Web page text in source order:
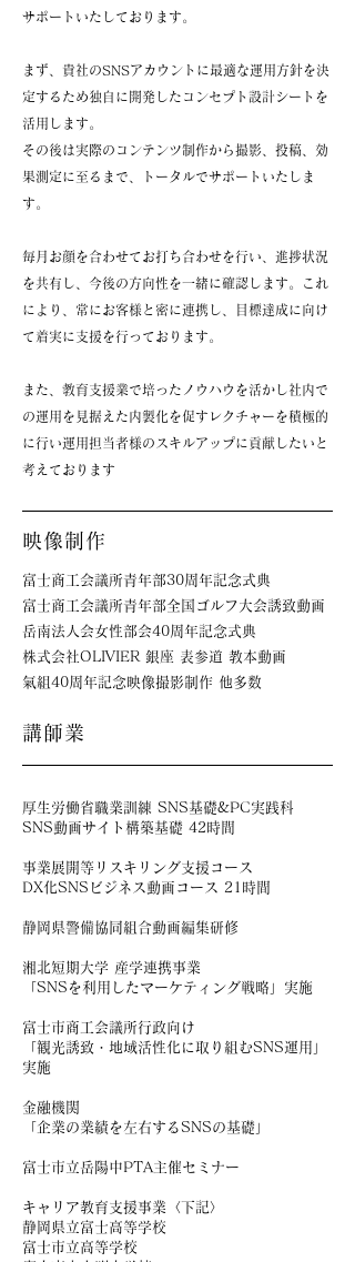
サポートいたしております。
まず、貴社のSNSアカウントに最適な運用方針を決
定するため独自に開発したコンセプト設計シートを
活用します。
その後は実際のコンテンツ制作から撮影、投稿、 効
果測定に至るまで、トータルでサポートいたしま
す。
毎月お顔を合わせてお打ち合わせを行い、進捗状況
を共有し、今後の方向性を一緒に確認します。
これ
により、常にお客様と密に連携し、目標達成に向け
て着実に支援を行っております。
また、教育支援業で培ったノウハウを活かし社内で
の運用を見据えた内製化を促すレクチャーを積極的
に行い運用担当者様のスキルアップに貢献したいと
考えております
映像制作
富士商工会議所青年部30周年記念式典
富士商工会議所青年部全国ゴルフ大会誘致動画
岳南法人会女性部会40周年記念式典
株式会社OLIVIER 銀座 表参道 教本動画
氣組40周年記念映像撮影制作 他多数
講師業
厚生労働省職業訓練 SNS基礎&PC実践科
SNS動画サイト構築基礎 42時間
事業展開等リスキリング支援コース
DX化SNSビジネス動画コース 21時間
静岡県警備協同組合動画編集研修
湘北短期大学 産学連携事業
「SNSを利用したマーケティング戦略」実施
富士市商工会議所行政向け
「観光誘致・地域活性化に取り組むSNS運用」
実施
金融機関
「企業の業績を左右するSNSの基礎」
富士市立岳陽中PTA主催セミナー
キャリア教育支援事業〈下記〉
静岡県立富士高等学校
富士市立高等学校